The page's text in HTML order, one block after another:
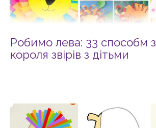
Робимо лева: 33 способм
короля звірів з дітьми